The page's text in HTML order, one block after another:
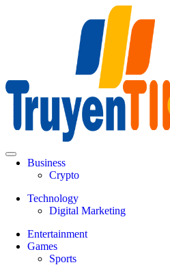
Truyentiki
Business
Crypto
Technology
Digital Marketing
Entertainment
Games
Sports